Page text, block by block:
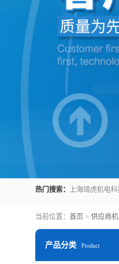
热门搜索：
当前位置： 首页 > 供应商机
产品分类 Product